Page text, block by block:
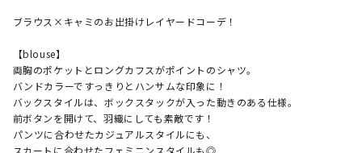
ブラウス×キャミのお出掛けレイヤードコーデ！
【blouse】
両胸のポケットとロングカフスがポイントのシャツ。
バンドカラーですっきりとハンサムな印象に！
バックスタイルは、ボックスタックが入った動きのある仕様。
前ボタンを開けて、羽織にしても素敵です！
パンツに合わせたカジュアルスタイルにも、
スカートに合わせたフェミニンスタイルも◎